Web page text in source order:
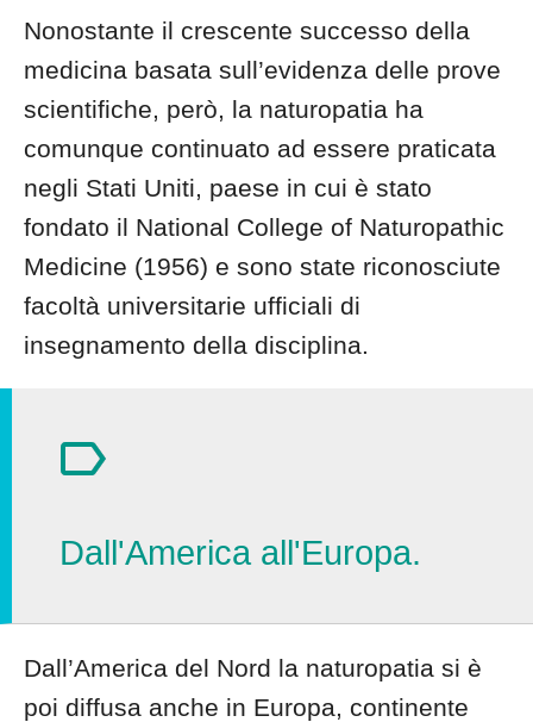
Nonostante il crescente successo della
medicina basata sull’evidenza delle prove
scientifiche, però, la naturopatia ha
comunque continuato ad essere praticata
negli Stati Uniti, paese in cui è stato
fondato il National College of Naturopathic
Medicine (1956) e sono state riconosciute
facoltà universitarie ufficiali di
insegnamento della disciplina.
Dall'America all'Europa.
Dall’America del Nord la naturopatia si è
poi diffusa anche in Europa, continente